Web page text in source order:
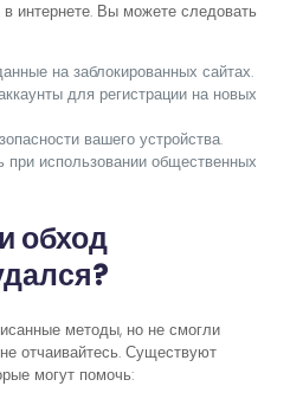
интернете. Вы можете следовать
на заблокированных сайтах.
для регистрации на новых
вашего устройства.
при использовании общественных
обход
методы, но не смогли
отчаивайтесь. Существуют
могут помочь: